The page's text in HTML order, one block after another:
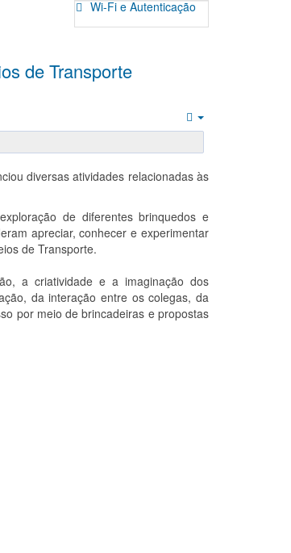
Wi-Fi e Autenticação
de Transporte
Empty
diversas atividades relacionadas às
de diferentes brinquedos e
apreciar, conhecer e experimentar
de Transporte.
a criatividade e a imaginação dos
da interação entre os colegas, da
por meio de brincadeiras e propostas